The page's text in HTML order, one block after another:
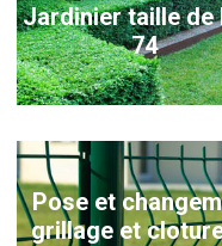
Jardinier taille de
74
Pose et
grillage et